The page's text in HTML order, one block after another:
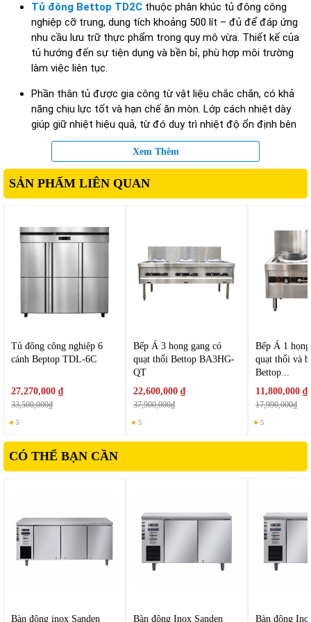
Tủ đông Bettop TD2C thuộc phân khúc tủ đông công
nghiệp cỡ trung, dung tích khoảng 500 lít – đủ để đáp ứng
nhu cầu lưu trữ thực phẩm trong quy mô vừa. Thiết kế của
tủ hướng đến sự tiện dụng và bền bỉ, phù hợp môi trường
làm việc liên tục.
Phần thân tủ được gia công từ vật liệu chắc chắn, có khả
năng chịu lực tốt và hạn chế ăn mòn. Lớp cách nhiệt dày
giúp giữ nhiệt hiệu quả, từ đó duy trì nhiệt độ ổn định bên
trong tủ mà không tiêu tốn quá nhiều điện năng.
Không gian bên trong được bố trí khoa học, cho phép phân
loại thực phẩm dễ dàng. Người dùng có thể sắp xếp thịt, cá,
hải sản hoặc thực phẩm đông lạnh theo từng khu vực riêng
II. Tính năng nổi bật của Tủ đông Bettop
1. Làm lạnh nhanh và sâu
Tủ được trang bị hệ thống làm lạnh hiệu quả, giúp nhiệt độ giảm
lượng.
Xem Thêm
SẢN PHẨM LIÊN QUAN
Tủ đông công nghiệp 6
cánh Beptop TDL-6C
27,270,000 ₫
33,500,000₫
★ 5
Bếp Á 3 họng gang có
quạt thổi Bettop BA3HG-
QT
22,600,000 ₫
37,900,000₫
★ 5
Bếp Á 1
quạt thổi và
Bettop...
11,800,000 ₫
17,990,000₫
★ 5
CÓ THỂ BẠN CẦN
Bàn đông inox Sanden
Bàn đông Inox Sanden
Bàn đông